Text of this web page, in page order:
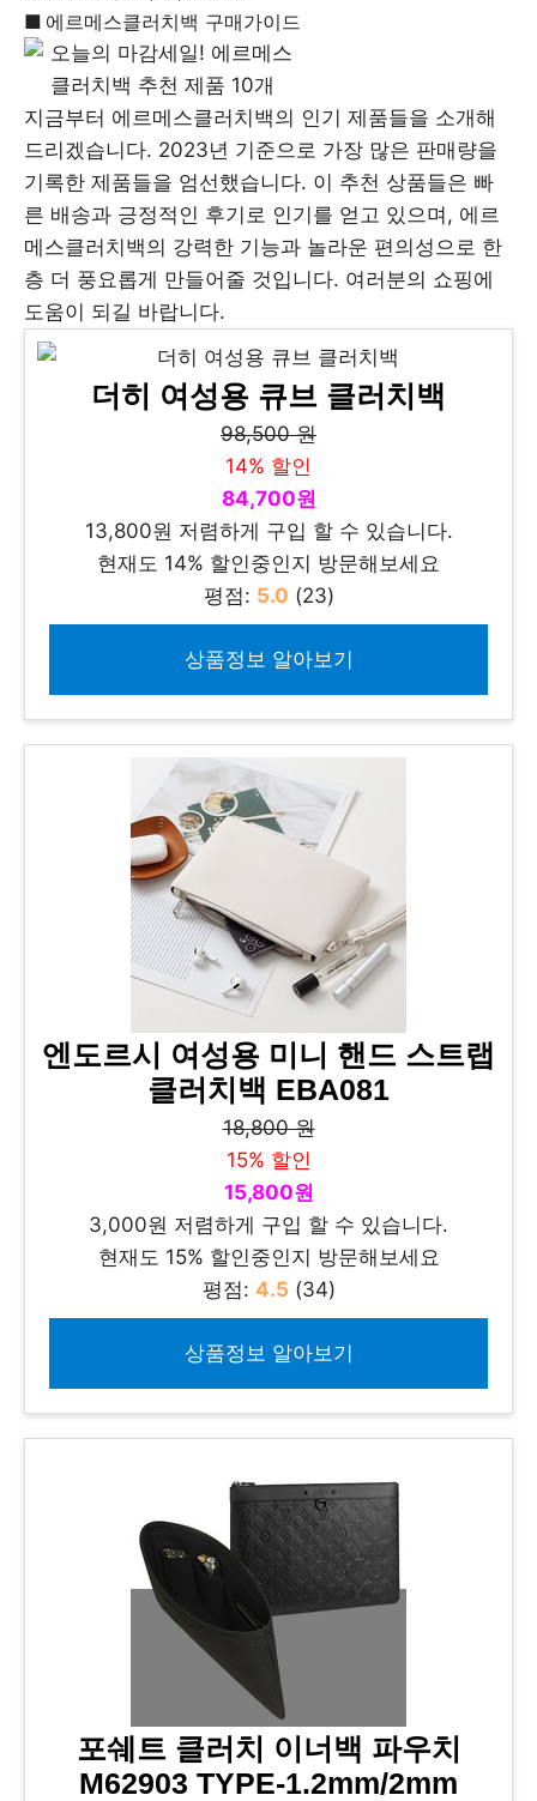
에르메스클러치백 구매가이드
지금부터 에르메스클러치백의 인기 제품들을 소개해
드리겠습니다. 2023년 기준으로 가장 많은 판매량을
기록한 제품들을 엄선했습니다. 이 추천 상품들은 빠
른 배송과 긍정적인 후기로 인기를 얻고 있으며, 에르
메스클러치백의 강력한 기능과 놀라운 편의성으로 한
층 더 풍요롭게 만들어줄 것입니다. 여러분의 쇼핑에
도움이 되길 바랍니다.
더히 여성용 큐브 클러치백
98,500 원
14% 할인
84,700원
13,800원 저렴하게 구입 할 수 있습니다.
현재도 14% 할인중인지 방문해보세요
평점: 5.0 (23)
상품정보 알아보기
엔도르시 여성용 미니 핸드 스트랩
클러치백 EBA081
18,800 원
15% 할인
15,800원
3,000원 저렴하게 구입 할 수 있습니다.
현재도 15% 할인중인지 방문해보세요
평점: 4.5 (34)
상품정보 알아보기
포쉐트 클러치 이너백 파우치
M62903 TYPE-1.2mm/2mm